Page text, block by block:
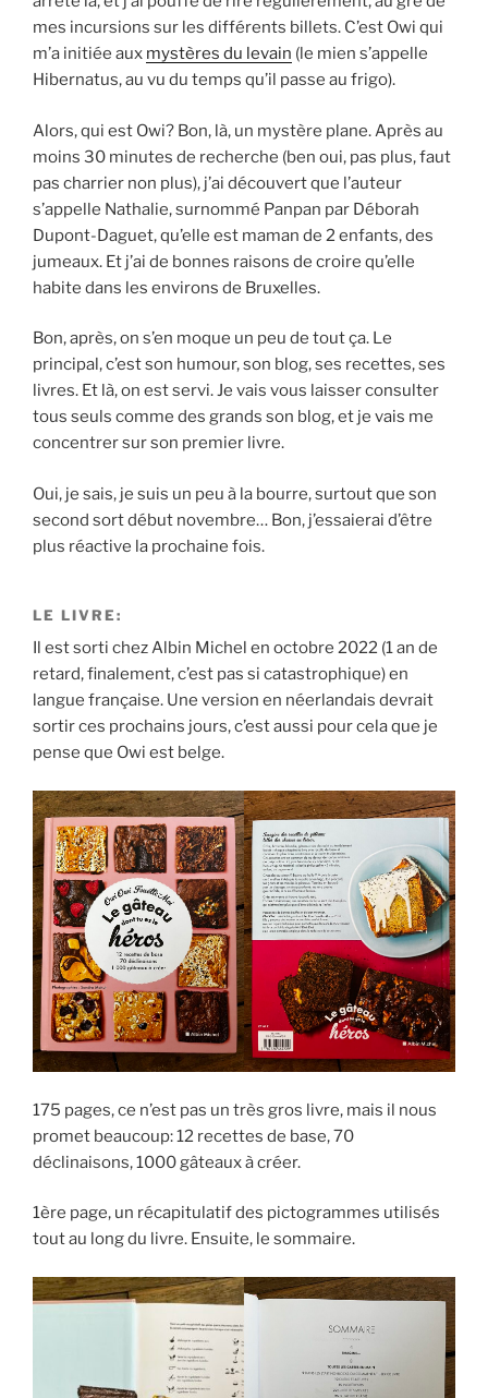
mes incursions sur les différents billets. C’est Owi qui
m’a initiée aux mystères du levain (le mien s’appelle
Hibernatus, au vu du temps qu’il passe au frigo).
Alors, qui est Owi? Bon, là, un mystère plane. Après au
moins 30 minutes de recherche (ben oui, pas plus, faut
pas charrier non plus), j’ai découvert que l’auteur
s’appelle Nathalie, surnommé Panpan par Déborah
Dupont-Daguet, qu’elle est maman de 2 enfants, des
jumeaux. Et j’ai de bonnes raisons de croire qu’elle
habite dans les environs de Bruxelles.
Bon, après, on s’en moque un peu de tout ça. Le
principal, c’est son humour, son blog, ses recettes, ses
livres. Et là, on est servi. Je vais vous laisser consulter
tous seuls comme des grands son blog, et je vais me
concentrer sur son premier livre.
Oui, je sais, je suis un peu à la bourre, surtout que son
second sort début novembre… Bon, j’essaierai d’être
plus réactive la prochaine fois.
LE LIVRE:
Il est sorti chez Albin Michel en octobre 2022 (1 an de
retard, finalement, c’est pas si catastrophique) en
langue française. Une version en néerlandais devrait
sortir ces prochains jours, c’est aussi pour cela que je
pense que Owi est belge.
175 pages, ce n’est pas un très gros livre, mais il nous
promet beaucoup: 12 recettes de base, 70
déclinaisons, 1000 gâteaux à créer.
1ère page, un récapitulatif des pictogrammes utilisés
tout au long du livre. Ensuite, le sommaire.